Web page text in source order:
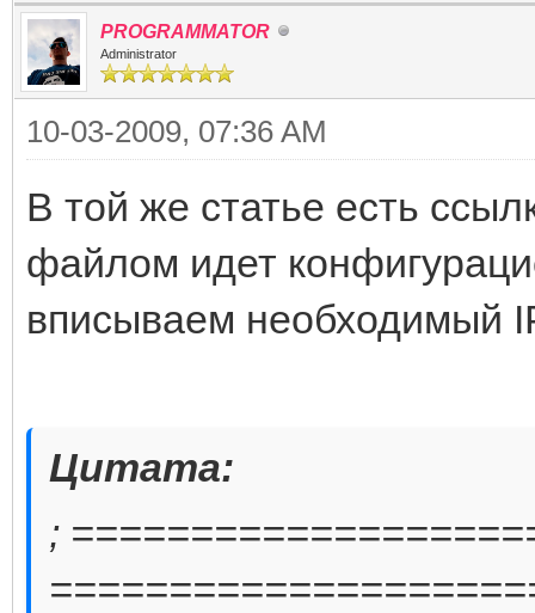
PROGRAMMATOR
Administrator
10-03-2009, 07:36 AM
В той же статье есть
файлом идет
вписываем необходимый
Цитата:
;